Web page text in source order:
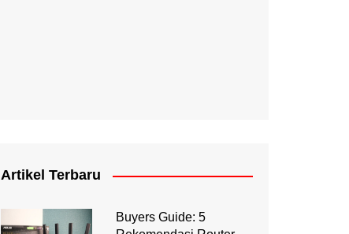
Artikel Terbaru
Buyers Guide: 5